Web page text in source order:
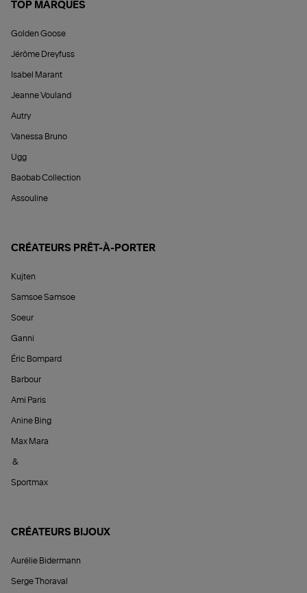
TOP MARQUES
Golden Goose
Jérôme Dreyfuss
Isabel Marant
Jeanne Vouland
Autry
Vanessa Bruno
Ugg
Baobab Collection
Assouline
CRÉATEURS PRÊT-À-PORTER
Kujten
Samsoe Samsoe
Soeur
Ganni
Éric Bompard
Barbour
Ami Paris
Anine Bing
Max Mara
&
Sportmax
CRÉATEURS BIJOUX
Aurélie Bidermann
Serge Thoraval